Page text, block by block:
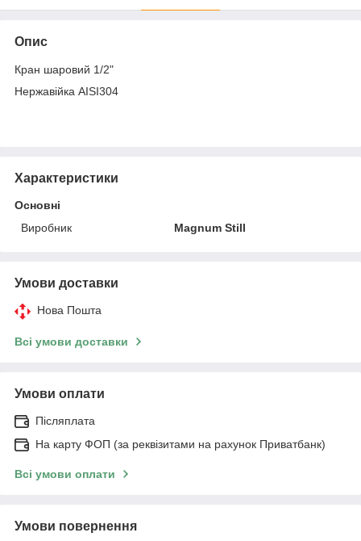
Опис
Кран шаровий 1/2"
Нержавійка AISI304
Характеристики
Основні
Виробник
Magnum Still
Умови доставки
Нова Пошта
Всі умови доставки
Умови оплати
Післяплата
На карту ФОП (за реквізитами на рахунок Приватбанк)
Всі умови оплати
Умови повернення